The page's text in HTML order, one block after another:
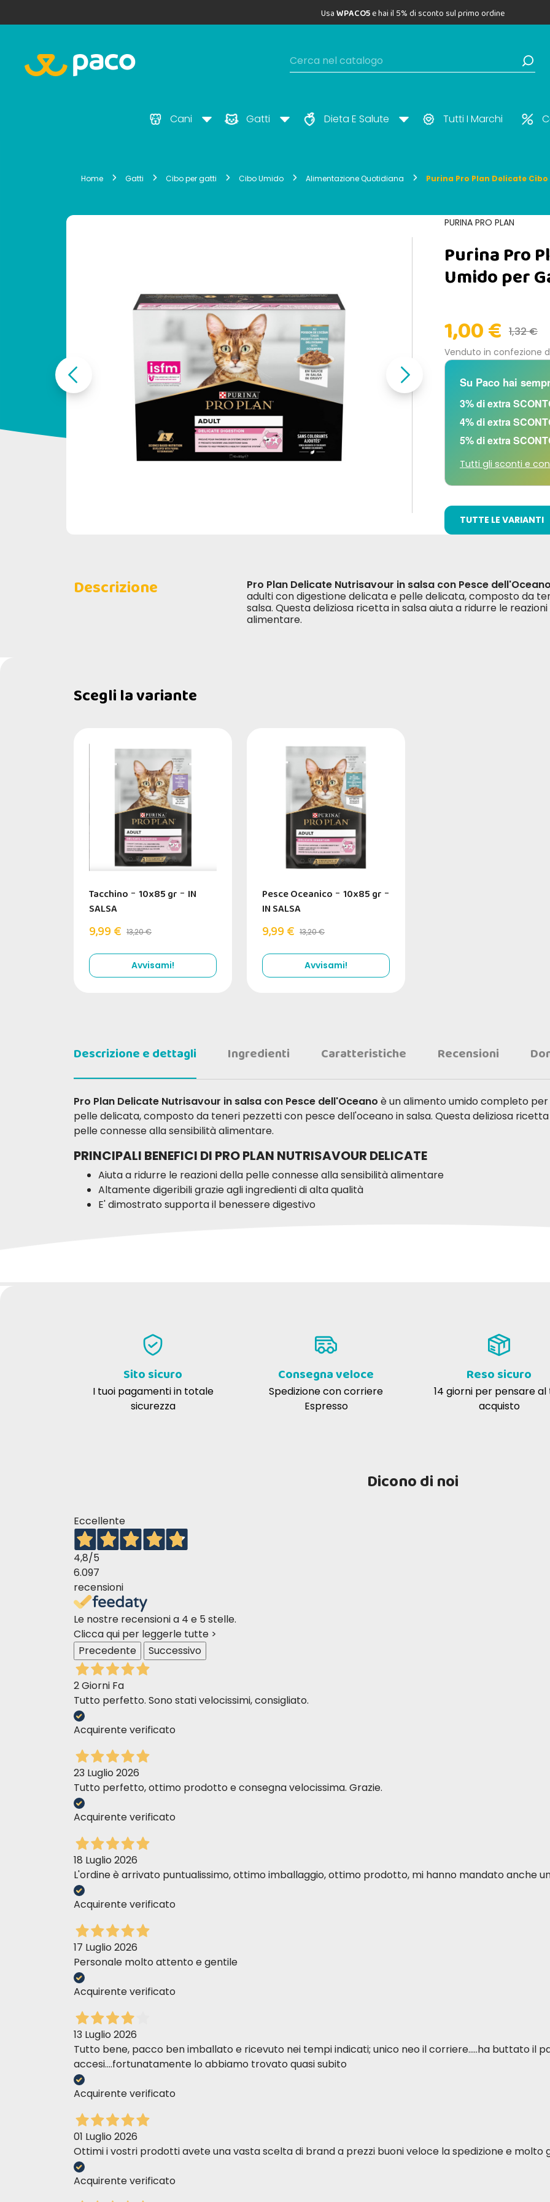
UsaWPACO5e hai il 5% di sconto sul primo ordine
Cani Gatti Dieta E Salute Tutti I Marchi
Home Gatti Cibo per gatti Cibo Umido Alimentazione Quotidiana Purina Pro Plan Delicate
PURINA PRO PLAN
Purina Pro
Umido per
1,00 € 1,32 €
Venduto in confezione
Su Paco hai
3% di extra
4% di extra
5% di extra
Tutti gli sconti e
TUTTE LE VARIANTI
Descrizione Pro Plan Delicate Nutrisavour in salsa con Pesce dell'Oceano
adulti con digestione delicata e pelle delicata, composto da
salsa. Questa deliziosa ricetta in salsa aiuta a ridurre le
alimentare.
Scegli la variante
Tacchino - 10x85 gr - IN
SALSA
9,99 € 13,20 €
Avvisami!
Pesce Oceanico - 10x85 gr -
IN SALSA
9,99 € 13,20 €
Avvisami!
Descrizione e dettagli Ingredienti Caratteristiche Recensioni
Pro Plan Delicate Nutrisavour in salsa con Pesce dell'Oceano è un alimento umido completo
pelle delicata, composto da teneri pezzetti con pesce dell'oceano in salsa. Questa deliziosa
pelle connesse alla sensibilità alimentare.
PRINCIPALI BENEFICI DI PRO PLAN NUTRISAVOUR DELICATE
Aiuta a ridurre le reazioni della pelle connesse alla sensibilità alimentare
Altamente digeribili grazie agli ingredienti di alta qualità
E' dimostrato supporta il benessere digestivo
Gusto Tacchino in salsa
Sito sicuro
I tuoi pagamenti in totale
sicurezza
Consegna veloce
Spedizione con corriere
Espresso
Reso sicuro
14 giorni per pensare al
acquisto
Dicono di noi
Eccellente
4,8/5
6.097
recensioni
Le nostre recensioni a 4 e 5 stelle.
Clicca qui per leggerle tutte >
Precedente
Successivo
2 Giorni Fa
Tutto perfetto. Sono stati velocissimi, consigliato.
Acquirente verificato
23 Luglio 2026
Tutto perfetto, ottimo prodotto e consegna velocissima. Grazie.
Acquirente verificato
18 Luglio 2026
L'ordine è arrivato puntualissimo, ottimo imballaggio, ottimo prodotto, mi hanno mandato anche
Acquirente verificato
17 Luglio 2026
Personale molto attento e gentile
Acquirente verificato
13 Luglio 2026
Tutto bene, pacco ben imballato e ricevuto nei tempi indicati; unico neo il corriere.....ha buttato il
accesi....fortunatamente lo abbiamo trovato quasi subito
Acquirente verificato
01 Luglio 2026
Ottimi i vostri prodotti avete una vasta scelta di brand a prezzi buoni veloce la spedizione e molto
Acquirente verificato